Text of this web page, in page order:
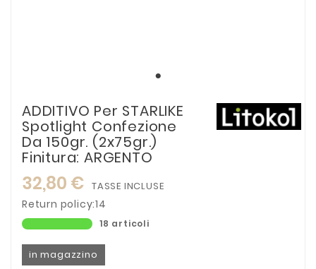
ADDITIVO Per STARLIKE
Spotlight Confezione
Da 150gr. (2x75gr.)
Finitura: ARGENTO
32,80 € TASSE INCLUSE
Return policy:14
18 articoli
in magazzino